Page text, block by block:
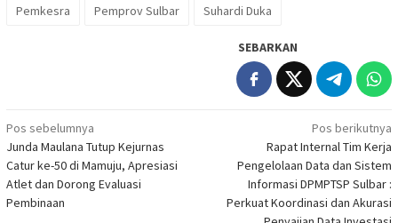
Pemkesra Pemprov Sulbar Suhardi Duka
SEBARKAN
Navigasi
pos
Pos sebelumnya
Junda Maulana Tutup Kejurnas
Catur ke-50 di Mamuju, Apresiasi
Atlet dan Dorong Evaluasi
Pembinaan
Pos berikutnya
Rapat Internal Tim Kerja
Pengelolaan Data dan Sistem
Informasi DPMPTSP Sulbar :
Perkuat Koordinasi dan Akurasi